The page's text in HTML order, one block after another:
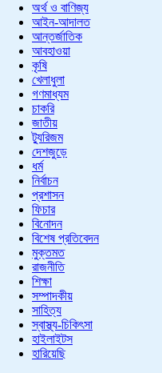
অর্থ ও বাণিজ্য
আইন-আদালত
আন্তর্জাতিক
আবহাওয়া
কৃষি
খেলাধুলা
গণমাধ্যম
চাকরি
জাতীয়
ট্যুরিজম
দেশজুড়ে
ধর্ম
নির্বাচন
প্রশাসন
ফিচার
বিনোদন
বিশেষ প্রতিবেদন
মুক্তমত
রাজনীতি
শিক্ষা
সম্পাদকীয়
সাহিত্য
স্বাস্থ্য-চিকিৎসা
হাইলাইটস
হারিয়েছি